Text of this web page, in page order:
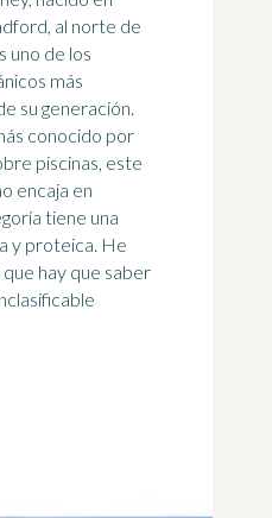
al norte de
uno de los
más
su generación.
conocido por
piscinas, este
encaja en
tiene una
y proteica. He
que hay que saber